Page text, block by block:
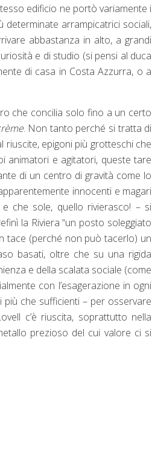
edificio ne portò variamente i
determinate arrampicatrici sociali,
abbastanza in alto, a grandi
e di studio (si pensi al duca
di casa in Costa Azzurra, o a
che concilia solo fino a un certo
. Non tanto perché si tratta di
riuscite, epigoni più grotteschi che
animatori e agitatori, queste tare
di un centro di gravità come lo
innocenti e magari
che sole, quello rivierasco! – si
la Riviera “un posto soleggiato
tace (perché non può tacerlo) un
basati, oltre che su una rigida
e della scalata sociale (come
con l’esagerazione in ogni
che sufficienti – per osservare
c’è riuscita, soprattutto nella
prezioso del cui valore ci si